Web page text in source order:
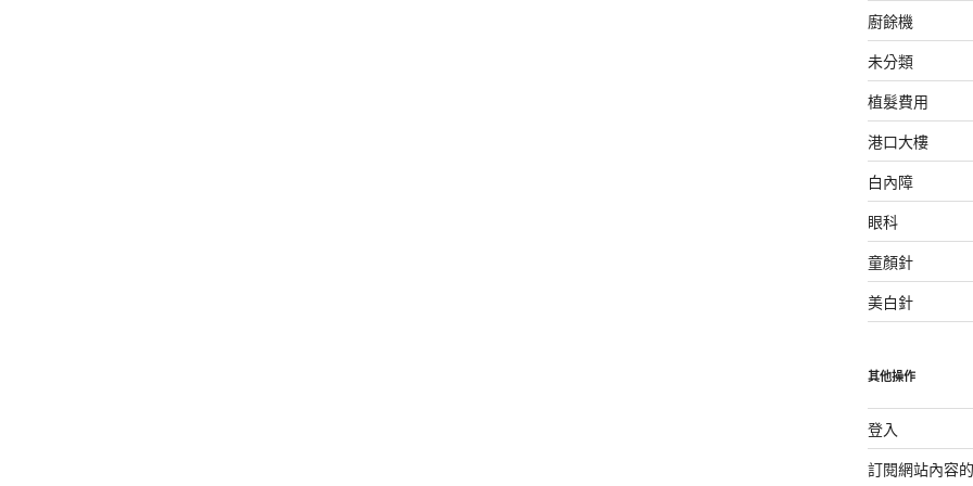
廚餘機
未分類
植髮費用
港口大樓
白內障
眼科
童顏針
美白針
其他操作
登入
訂閱網站內容